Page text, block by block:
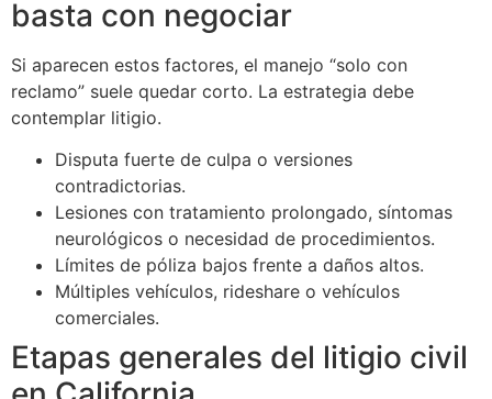
basta con negociar
Si aparecen estos factores, el manejo “solo con
reclamo” suele quedar corto. La estrategia debe
contemplar litigio.
Disputa fuerte de culpa o versiones
contradictorias.
Lesiones con tratamiento prolongado, síntomas
neurológicos o necesidad de procedimientos.
Límites de póliza bajos frente a daños altos.
Múltiples vehículos, rideshare o vehículos
comerciales.
Etapas generales del litigio civil